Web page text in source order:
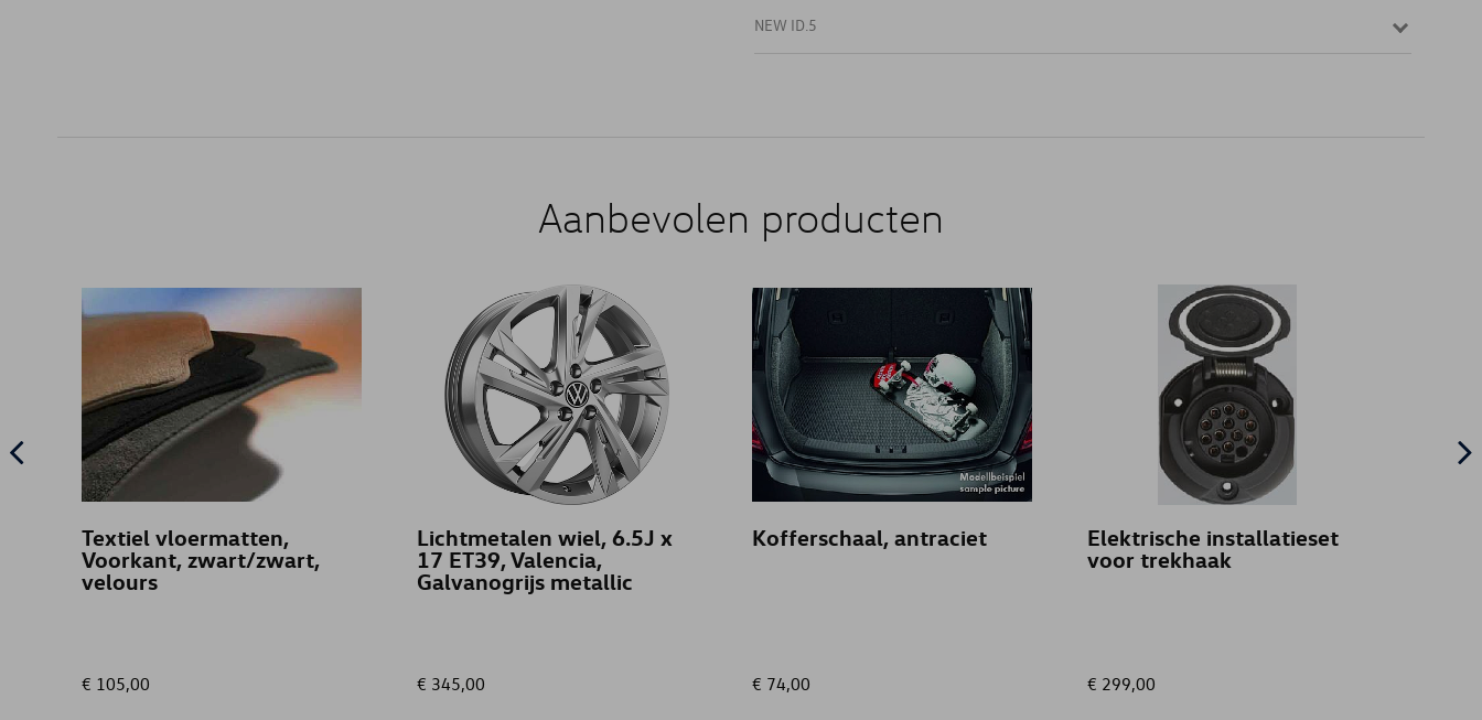
NEW ID.5
Aanbevolen producten
Textiel vloermatten,
Voorkant, zwart/zwart,
velours
€ 105,00
Lichtmetalen wiel, 6.5J x
17 ET39, Valencia,
Galvanogrijs metallic
€ 345,00
Kofferschaal, antraciet
€ 74,00
Elektrische installatieset
voor trekhaak
€ 299,00